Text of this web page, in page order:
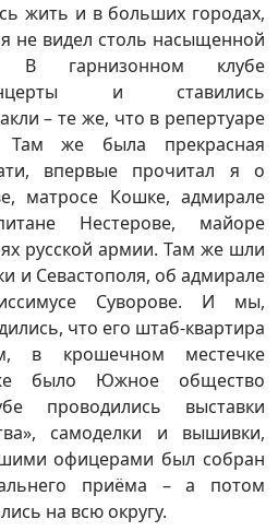
жить и в больших городах,
не видел столь насыщенной
В гарнизонном клубе
и ставились
– те же, что в репертуаре
Там же была прекрасная
впервые прочитал я о
матросе Кошке, адмирале
Нестерове, майоре
русской армии. Там же шли
и Севастополя, об адмирале
Суворове. И мы,
что его штаб-квартира
в крошечном местечке
было Южное общество
проводились выставки
самоделки и вышивки,
офицерами был собран
приёма – а потом
на всю округу.